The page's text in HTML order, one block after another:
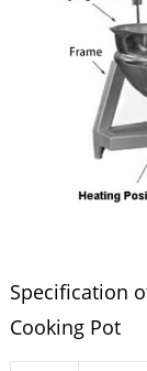
Specification
Cooking Pot